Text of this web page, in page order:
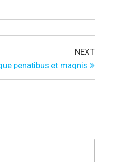
NEXT
penatibus et magnis